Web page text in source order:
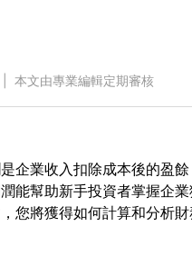
本文由專業編輯定期審核
企業收入扣除成本後的盈
能幫助新手投資者掌握企
您將獲得如何計算和分析